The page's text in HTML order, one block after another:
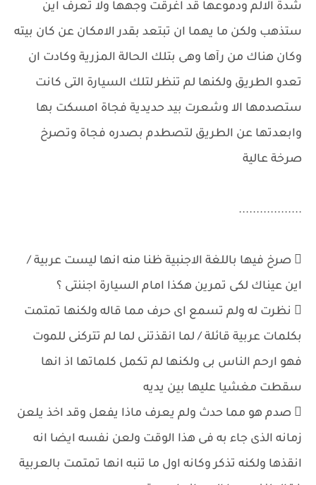
شدة الالم ودموعها قد اغرقت وجهها ولا تعرف اين
ستذهب ولكن ما يهما ان تبتعد بقدر الامكان عن كان بيته
وكان هناك من رآها وهى بتلك الحالة المزرية وكادت ان
تعدو الطريق ولكنها لم تنظر لتلك السيارة التى كانت
ستصدمها الا وشعرت بيد حديدية فجاة امسكت بها
وابعدتها عن الطريق لتصطدم بصدره فجاة وتصرخ
صرخة عالية
..................
 صرخ فيها باللغة الاجنبية ظنا منه انها ليست عربية /
اين عيناك لكى تمرين هكذا امام السيارة اجننتى ؟
 نظرت له ولم تسمع اى حرف مما قاله ولكنها تمتمت
بكلمات عربية قائلة / لما انقذتنى لما لم تتركنى للموت
فهو ارحم الناس بى ولكنها لم تكمل كلماتها اذ انها
سقطت مغشيا عليها بين يديه
 صدم هو مما حدث ولم يعرف ماذا يفعل وقد اخذ يلعن
زمانه الذى جاء به فى هذا الوقت ولعن نفسه ايضا انه
انقذها ولكنه تذكر وكانه اول ما تنبه انها تمتمت بالعربية